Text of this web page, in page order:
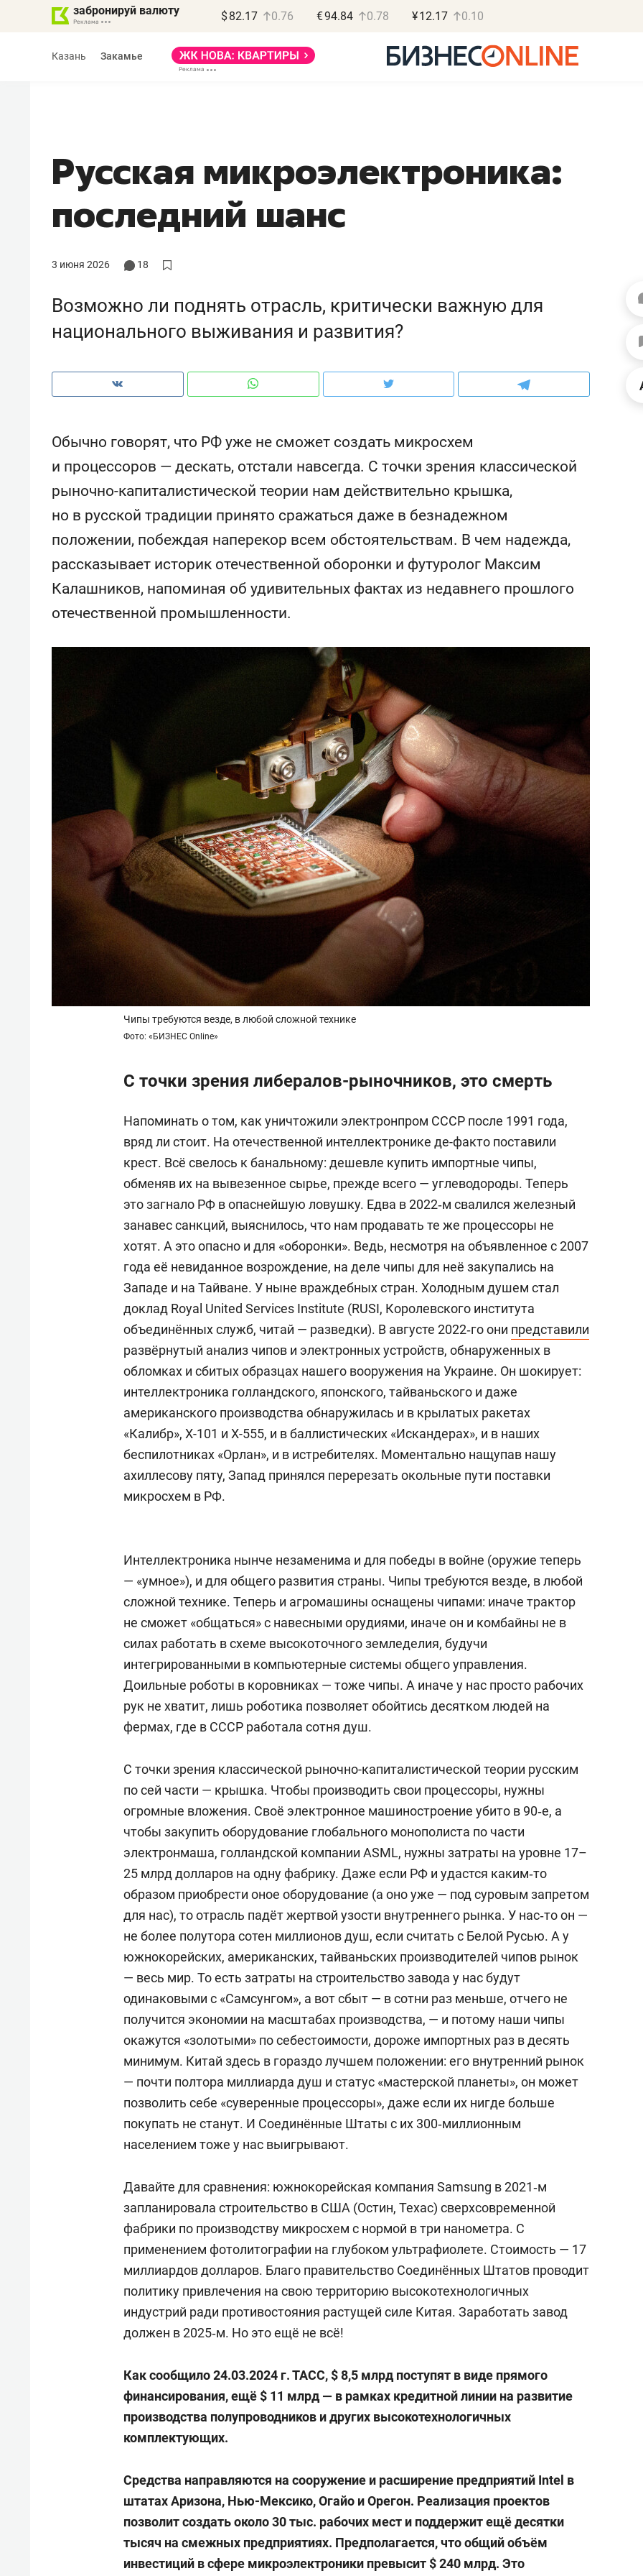
забронируй валюту $ 82.17 0.76 €94.84 0.78 ¥12.17 0.10
Казань Закамье
Русская микроэлектроника:
последний шанс
3 июня 2026 18
Возможно ли поднять отрасль, критически важную для
национального выживания и развития?
Обычно говорят, что РФ уже не сможет создать микросхем
и процессоров — дескать, отстали навсегда. С точки зрения классической
рыночно-капиталистической теории нам действительно крышка,
но в русской традиции принято сражаться даже в безнадежном
положении, побеждая наперекор всем обстоятельствам. В чем надежда,
рассказывает историк отечественной оборонки и футуролог Максим
Калашников, напоминая об удивительных фактах из недавнего прошлого
отечественной промышленности.
Чипы требуются везде, в любой сложной технике
Фото: «БИЗНЕС Online»
С точки зрения либералов-рыночников, это смерть
Напоминать о том, как уничтожили электронпром СССР после 1991 года,
вряд ли стоит. На отечественной интеллектронике де-факто поставили
крест. Всё свелось к банальному: дешевле купить импортные чипы,
обменяв их на вывезенное сырье, прежде всего — углеводороды. Теперь
это загнало РФ в опаснейшую ловушку. Едва в 2022‑м свалился железный
занавес санкций, выяснилось, что нам продавать те же процессоры не
хотят. А это опасно и для «оборонки». Ведь, несмотря на объявленное с 2007
года её невиданное возрождение, на деле чипы для неё закупались на
Западе и на Тайване. У ныне враждебных стран. Холодным душем стал
доклад Royal United Services Institute (RUSI, Королевского института
объединённых служб, читай — разведки). В августе 2022‑го они представили
развёрнутый анализ чипов и электронных устройств, обнаруженных в
обломках и сбитых образцах нашего вооружения на Украине. Он шокирует:
интеллектроника голландского, японского, тайваньского и даже
американского производства обнаружилась и в крылатых ракетах
«Калибр», Х-101 и Х-555, и в баллистических «Искандерах», и в наших
беспилотниках «Орлан», и в истребителях. Моментально нащупав нашу
ахиллесову пяту, Запад принялся перерезать окольные пути поставки
микросхем в РФ.
Интеллектроника нынче незаменима и для победы в войне (оружие теперь
— «умное»), и для общего развития страны. Чипы требуются везде, в любой
сложной технике. Теперь и агромашины оснащены чипами: иначе трактор
не сможет «общаться» с навесными орудиями, иначе он и комбайны не в
силах работать в схеме высокоточного земледелия, будучи
интегрированными в компьютерные системы общего управления.
Доильные роботы в коровниках — тоже чипы. А иначе у нас просто рабочих
рук не хватит, лишь роботика позволяет обойтись десятком людей на
фермах, где в СССР работала сотня душ.
С точки зрения классической рыночно-капиталистической теории русским
по сей части — крышка. Чтобы производить свои процессоры, нужны
огромные вложения. Своё электронное машиностроение убито в 90‑е, а
чтобы закупить оборудование глобального монополиста по части
электронмаша, голландской компании ASML, нужны затраты на уровне 17–
25 млрд долларов на одну фабрику. Даже если РФ и удастся каким‑то
образом приобрести оное оборудование (а оно уже — под суровым запретом
для нас), то отрасль падёт жертвой узости внутреннего рынка. У нас‑то он —
не более полутора сотен миллионов душ, если считать с Белой Русью. А у
южнокорейских, американских, тайваньских производителей чипов рынок
— весь мир. То есть затраты на строительство завода у нас будут
одинаковыми с «Самсунгом», а вот сбыт — в сотни раз меньше, отчего не
получится экономии на масштабах производства, — и потому наши чипы
окажутся «золотыми» по себестоимости, дороже импортных раз в десять
минимум. Китай здесь в гораздо лучшем положении: его внутренний рынок
— почти полтора миллиарда душ и статус «мастерской планеты», он может
позволить себе «суверенные процессоры», даже если их нигде больше
покупать не станут. И Соединённые Штаты с их 300‑миллионным
населением тоже у нас выигрывают.
Давайте для сравнения: южнокорейская компания Samsung в 2021‑м
запланировала строительство в США (Остин, Техас) сверхсовременной
фабрики по производству микросхем с нормой в три нанометра. С
применением фотолитографии на глубоком ультрафиолете. Стоимость — 17
миллиардов долларов. Благо правительство Соединённых Штатов проводит
политику привлечения на свою территорию высокотехнологичных
индустрий ради противостояния растущей силе Китая. Заработать завод
должен в 2025‑м. Но это ещё не всё!
Как сообщило 24.03.2024 г. ТАСС, $ 8,5 млрд поступят в виде прямого
финансирования, ещё $ 11 млрд — в рамках кредитной линии на развитие
производства полупроводников и других высокотехнологичных
комплектующих.
Средства направляются на сооружение и расширение предприятий Intel в
штатах Аризона, Нью-Мексико, Огайо и Орегон. Реализация проектов
позволит создать около 30 тыс. рабочих мест и поддержит ещё десятки
тысяч на смежных предприятиях. Предполагается, что общий объём
инвестиций в сфере микроэлектроники превысит $ 240 млрд. Это
Василь Мазитов
«Не зная местных
правил, бизнес может
потерять минимум
рынки, почему надо знать аксакалов и
Роман Ободец
о трехкратном росте цен, дотошных
школьной формы о
налогах и развитии без
Рекомендуем
Оставить шум за волной: как
строят тишину в казанском
Рекомендуем
«Директорский невроз» –
свою сверхнагрузку
стрессом»
Рекомендуем